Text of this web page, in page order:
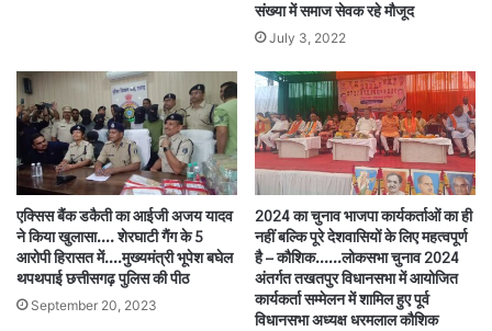
संख्या में समाज सेवक रहे मौजूद
July 3, 2022
एक्सिस बैंक डकैती का आईजी अजय यादव
ने किया खुलासा…. शेरघाटी गैंग के 5
आरोपी हिरासत में….मुख्यमंत्री भूपेश बघेल
थपथपाई छत्तीसगढ़ पुलिस की पीठ
September 20, 2023
2024 का चुनाव भाजपा कार्यकर्ताओं का ही
नहीं बल्कि पूरे देशवासियों के लिए महत्वपूर्ण
है – कौशिक……लोकसभा चुनाव 2024
अंतर्गत तखतपुर विधानसभा में आयोजित
कार्यकर्ता सम्मेलन में शामिल हुए पूर्व
विधानसभा अध्यक्ष धरमलाल कौशिक